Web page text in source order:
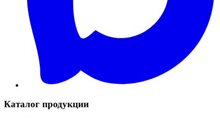
Каталог продукции